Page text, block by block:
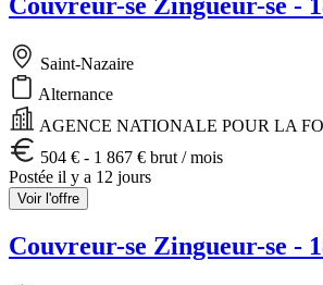
Couvreur-se Zingueur-se -
Saint-Nazaire
Alternance
AGENCE NATIONALE POUR LA
504 € - 1 867 € brut / mois
Postée il y a 12 jours
Voir l'offre
Couvreur-se Zingueur-se -